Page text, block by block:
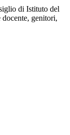
di Istituto del
genitori,